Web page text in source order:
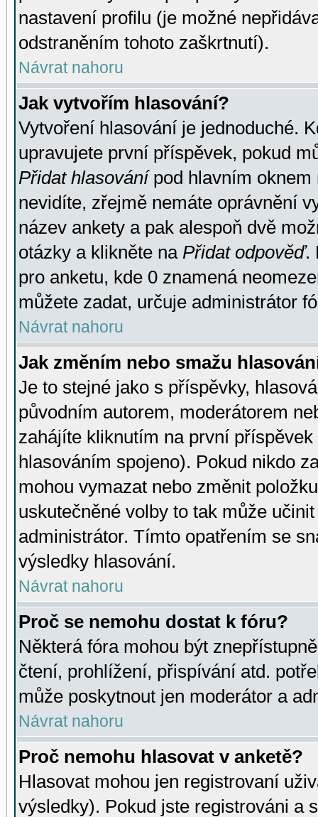
nastavení profilu (je možné
odstraněním tohoto zaškrtnutí).
Návrat nahoru
Jak vytvořím hlasování?
Vytvoření hlasování je jednoduché.
upravujete první příspěvek, pokud
Přidat hlasovánípod hlavním oknem
nevidíte, zřejmě nemáte oprávnění
název ankety a pak alespoň dvě
otázky a klikněte na Přidat odpověď.
pro anketu, kde 0 znamená
můžete zadat, určuje administrátor
Návrat nahoru
Jak změním nebo smažu
Je to stejné jako s příspěvky,
původním autorem, moderátorem
zahájíte kliknutím na první
hlasováním spojeno). Pokud nikdo
mohou vymazat nebo změnit
uskutečněné volby to tak může
administrátor. Tímto opatřením se
výsledky hlasování.
Návrat nahoru
Proč se nemohu dostat k fóru?
Některá fóra mohou být
čtení, prohlížení, přispívání atd.
může poskytnout jen moderátor a
Návrat nahoru
Proč nemohu hlasovat v anketě?
Hlasovat mohou jen registrovaní
výsledky). Pokud jste registrováni a